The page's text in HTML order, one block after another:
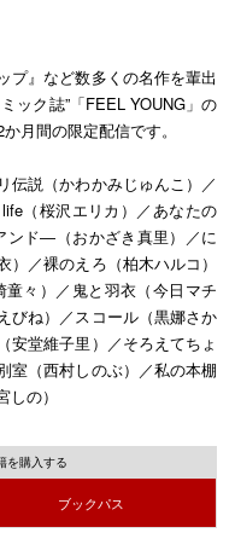
プ』など数多くの名作を輩出
ック誌”「FEEL YOUNG」の
月間の限定配信です。
伝説（かわかみじゅんこ）／
（桜沢エリカ）／あなたの
ンド―（おかざき真里）／に
／裸のえろ（柏木ハルコ）
々）／鬼と羽衣（今日マチ
びね）／スコール（黒娜さか
安堂維子里）／そろえてちょ
室（西村しのぶ）／私の本棚
の）
を購入する
ブックパス